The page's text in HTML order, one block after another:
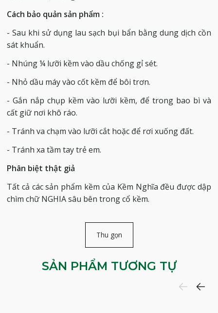
Cách bảo quản sản phẩm :
- Sau khi sử dụng lau sạch bụi bẩn bằng dung dịch cồn
sát khuẩn.
- Nhúng ¼ lưỡi kềm vào dầu chống gỉ sét.
- Nhỏ dầu máy vào cốt kềm để bôi trơn.
- Gắn nắp chụp kềm vào lưỡi kềm, để trong bao bì và
cất giữ nơi khô ráo.
- Tránh va chạm vào lưỡi cắt hoặc để rơi xuống đất.
- Tránh xa tầm tay trẻ em.
Phân biệt thật giả
Tất cả các sản phẩm kềm của Kềm Nghĩa đều được dập
chìm chữ NGHIA sâu bên trong cổ kềm.
Thu gọn
SẢN PHẨM TƯƠNG TỰ